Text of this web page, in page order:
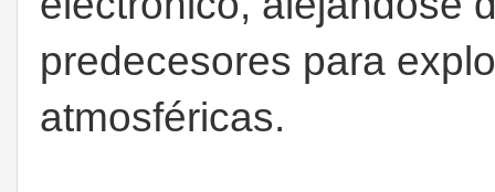
predecesores para
atmosféricas.